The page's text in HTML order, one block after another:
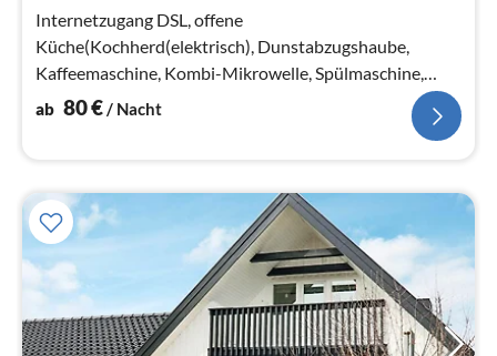
Internetzugang DSL, offene
Küche(Kochherd(elektrisch), Dunstabzugshaube,
Kaffeemaschine, Kombi-Mikrowelle, Spülmaschine,
Kühl-/Gefrierkombination, Hochstuhl)
ab 80€/ Nacht